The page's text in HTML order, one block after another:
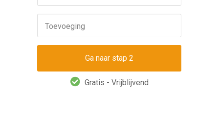
Toevoeging
Gratis - Vrijblijvend